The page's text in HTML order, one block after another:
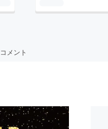
コメント